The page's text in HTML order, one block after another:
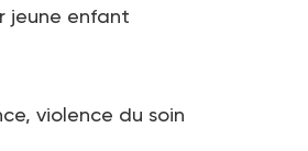
jeune enfant
violence du soin